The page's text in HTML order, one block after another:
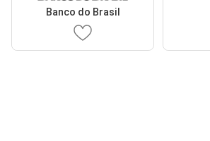
Banco do Brasil